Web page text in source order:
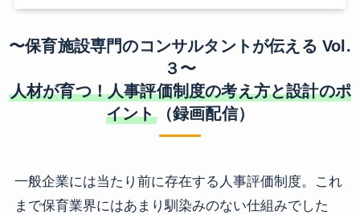
〜保育施設専門のコンサルタントが伝える Vol.
３〜
人材が育つ！人事評価制度の考え方と設計のポ
イント（録画配信）
一般企業には当たり前に存在する人事評価制度。これ
まで保育業界にはあまり馴染みのない仕組みでした